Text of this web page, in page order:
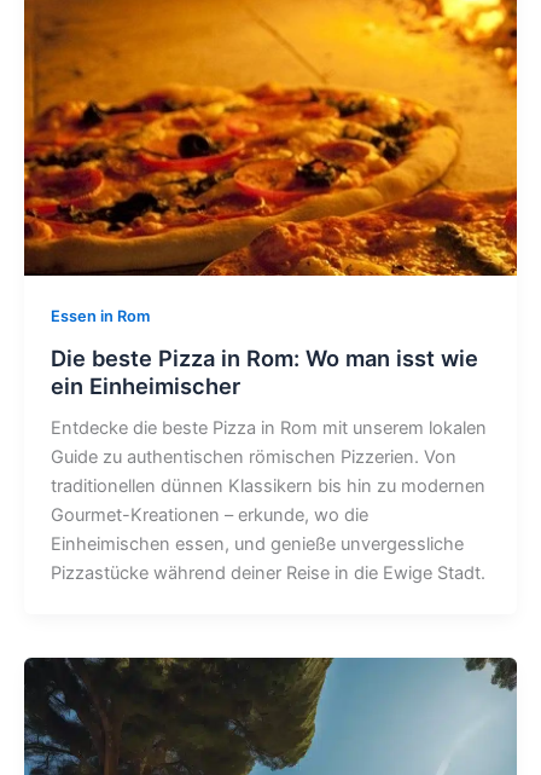
Essen in Rom
Die beste Pizza in Rom: Wo man isst wie
ein Einheimischer
Entdecke die beste Pizza in Rom mit unserem lokalen
Guide zu authentischen römischen Pizzerien. Von
traditionellen dünnen Klassikern bis hin zu modernen
Gourmet-Kreationen – erkunde, wo die
Einheimischen essen, und genieße unvergessliche
Pizzastücke während deiner Reise in die Ewige Stadt.